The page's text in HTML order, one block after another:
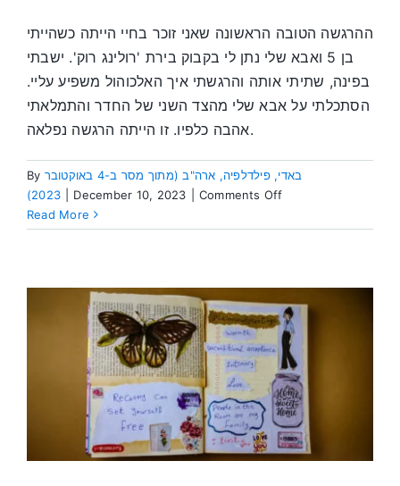
ההרגשה הטובה הראשונה שאני זוכר בחיי הייתה כשהייתי
בן 5 ואבא שלי נתן לי בקבוק בירת 'רולינג רוק'. ישבתי
בפינה, שתיתי אותה והרגשתי איך האלכוהול משפיע עליי.
הסתכלתי על אבא שלי מהצד השני של החדר והתמלאתי
אהבה כלפיו. זו הייתה הרגשה נפלאה.
By באדי, פילדלפיה, ארה"ב (מתוך מסר ב-4 באוקטובר
2023)
December 10, 2023 Comments Offon
לעזרה
Read More